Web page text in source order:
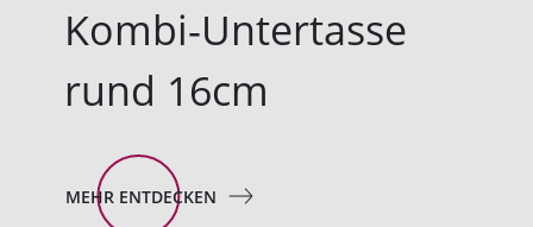
Kombi-Untertasse
rund 16cm
MEHR ENTDECKEN